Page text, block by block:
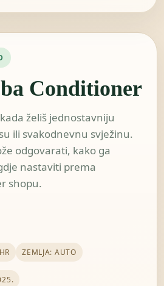
Conditioner
želiš jednostavniju
ili svakodnevnu svježinu.
odgovarati, kako ga
nastaviti prema
shopu.
ZEMLJA: AUTO